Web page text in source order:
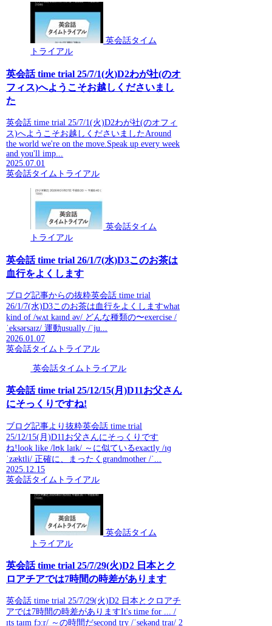
英会話タイム
トライアル
英会話 time trial 25/7/1(火)D2わが社(のオ
フィス)へようこそお越しくださいまし
た
英会話 time trial 25/7/1(火)D2わが社(のオフィ
ス)へようこそお越しくださいましたAround
the world we're on the move.Speak up every week
and you'll imp...
2025.07.01
英会話タイムトライアル
英会話タイム
トライアル
英会話 time trial 26/1/7(水)D3このお茶は
血行をよくします
ブログ記事からの抜粋英会話 time trial
26/1/7(水)D3このお茶は血行をよくしますwhat
kind of /wʌt kaɪnd əv/ どんな種類の〜exercise /
ˈeksərsaɪz/ 運動usually /ˈju...
2026.01.07
英会話タイムトライアル
英会話タイムトライアル
英会話 time trial 25/12/15(月)D11お父さん
にそっくりですね!
ブログ記事より抜粋英会話 time trial
25/12/15(月)D11お父さんにそっくりです
ね!look like /lʊk laɪk/ ～に似ているexactly /ɪɡ
ˈzæktli/ 正確に、まったくgrandmother /ˈ...
2025.12.15
英会話タイムトライアル
英会話タイム
トライアル
英会話 time trial 25/7/29(火)D2 日本とク
ロアチアでは7時間の時差があります
英会話 time trial 25/7/29(火)D2 日本とクロアチ
アでは7時間の時差がありますIt's time for ... /
ɪts taɪm fɔːr/ ～の時間だsecond try /ˈsekənd traɪ/ 2